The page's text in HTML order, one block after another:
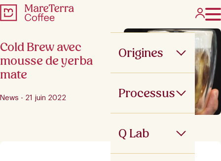
Origines
Processus
Q Lab
Cold Brew avec
mousse de yerba
mate
News - 21 juin 2022